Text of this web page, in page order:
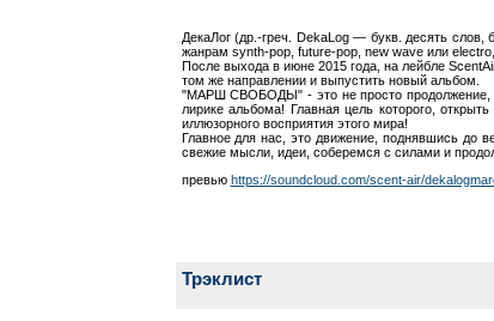
ДекаЛог (др.-греч. DekaLog — букв. десять
жанрам synth-pop, future-pop, new wave или
После выхода в июне 2015 года, на лейбле
том же направлении и выпустить новый альбом.
"МАРШ СВОБОДЫ" - это не просто продолжение,
лирике альбома! Главная цель которого,
иллюзорного восприятия этого мира!
Главное для нас, это движение, поднявшись до
свежие мысли, идеи, соберемся с силами и
превью https://soundcloud.com/scent-air/
Трэклист